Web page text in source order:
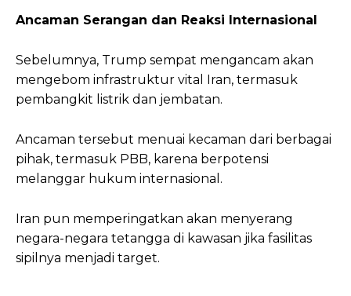
Ancaman Serangan dan Reaksi Internasional
Sebelumnya, Trump sempat mengancam akan
mengebom infrastruktur vital Iran, termasuk
pembangkit listrik dan jembatan.
Ancaman tersebut menuai kecaman dari berbagai
pihak, termasuk PBB, karena berpotensi
melanggar hukum internasional.
Iran pun memperingatkan akan menyerang
negara-negara tetangga di kawasan jika fasilitas
sipilnya menjadi target.